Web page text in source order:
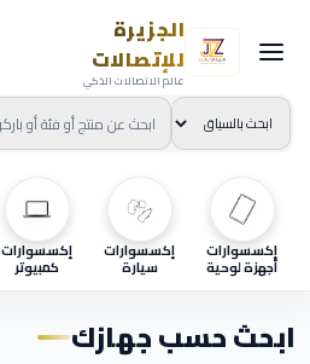
الجزيرة
للإتصالات
عالم الاتصالات الذكي
إكسسوارات
أجهزة لوحية
إكسسوارات
سيارة
إكسسوارات
كمبيوتر
ابحث حسب جهازك